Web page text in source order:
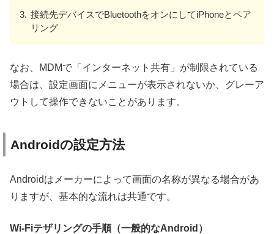
接続先デバイスでBluetoothをオンにしてiPhoneとペア
リング
なお、MDMで「インターネット共有」が制限されている
場合は、設定画面にメニューが表示されないか、グレーア
ウトして操作できないことがあります。
Androidの設定方法
Androidはメーカーによって画面の名称が異なる場合があ
りますが、基本的な流れは共通です。
Wi-Fiテザリングの手順（一般的なAndroid）